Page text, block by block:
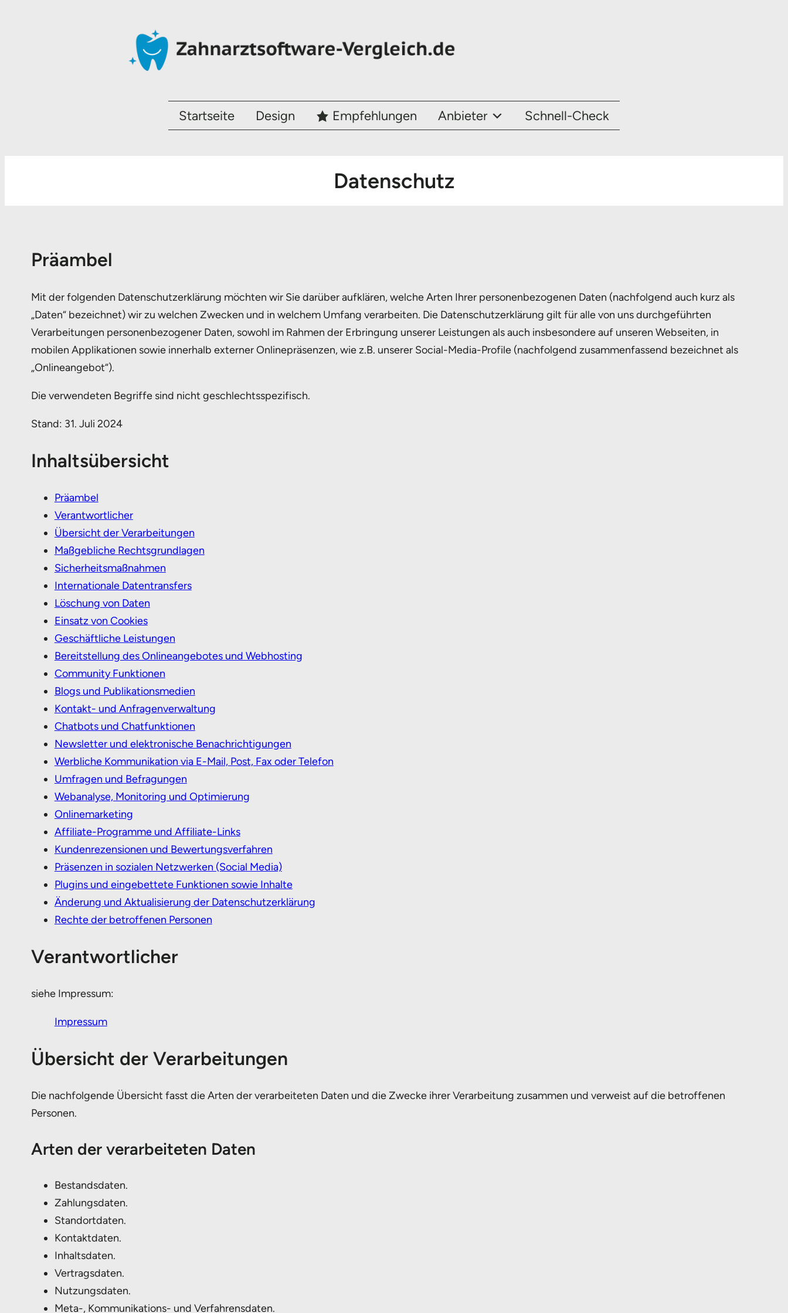
Startseite Design Empfehlungen Anbieter Schnell-Check
Datenschutz
Präambel
Mit der folgenden Datenschutzerklärung möchten wir Sie darüber aufklären, welche Arten Ihrer personenbezogenen Daten (nachfolgend auch kurz als
„Daten“ bezeichnet) wir zu welchen Zwecken und in welchem Umfang verarbeiten. Die Datenschutzerklärung gilt für alle von uns durchgeführten
Verarbeitungen personenbezogener Daten, sowohl im Rahmen der Erbringung unserer Leistungen als auch insbesondere auf unseren Webseiten, in
mobilen Applikationen sowie innerhalb externer Onlinepräsenzen, wie z.B. unserer Social-Media-Profile (nachfolgend zusammenfassend bezeichnet als
„Onlineangebot“).
Die verwendeten Begriffe sind nicht geschlechtsspezifisch.
Stand: 31. Juli 2024
Inhaltsübersicht
Präambel
Verantwortlicher
Übersicht der Verarbeitungen
Maßgebliche Rechtsgrundlagen
Sicherheitsmaßnahmen
Internationale Datentransfers
Löschung von Daten
Einsatz von Cookies
Geschäftliche Leistungen
Bereitstellung des Onlineangebotes und Webhosting
Community Funktionen
Blogs und Publikationsmedien
Kontakt- und Anfragenverwaltung
Chatbots und Chatfunktionen
Newsletter und elektronische Benachrichtigungen
Werbliche Kommunikation via E-Mail, Post, Fax oder Telefon
Umfragen und Befragungen
Webanalyse, Monitoring und Optimierung
Onlinemarketing
Affiliate-Programme und Affiliate-Links
Kundenrezensionen und Bewertungsverfahren
Präsenzen in sozialen Netzwerken (Social Media)
Plugins und eingebettete Funktionen sowie Inhalte
Änderung und Aktualisierung der Datenschutzerklärung
Rechte der betroffenen Personen
Verantwortlicher
siehe Impressum:
Impressum
Übersicht der Verarbeitungen
Die nachfolgende Übersicht fasst die Arten der verarbeiteten Daten und die Zwecke ihrer Verarbeitung zusammen und verweist auf die betroffenen
Personen.
Arten der verarbeiteten Daten
Bestandsdaten.
Zahlungsdaten.
Standortdaten.
Kontaktdaten.
Inhaltsdaten.
Vertragsdaten.
Nutzungsdaten.
Meta-, Kommunikations- und Verfahrensdaten.